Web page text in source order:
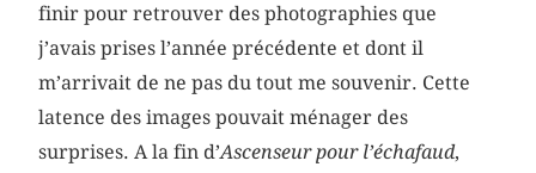
finir pour retrouver des photographies que
j’avais prises l’année précédente et dont il
m’arrivait de ne pas du tout me souvenir. Cette
latence des images pouvait ménager des
surprises. A la fin d’Ascenseur pour l’échafaud,